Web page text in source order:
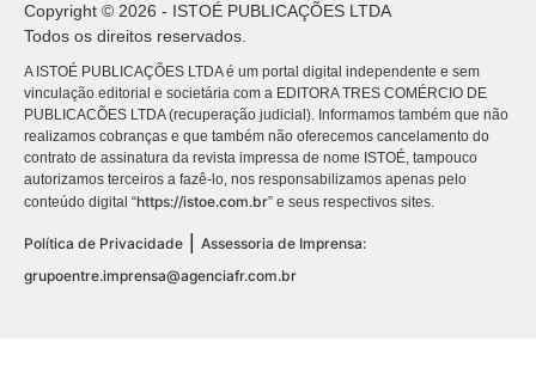
Copyright © 2026 - ISTOÉ PUBLICAÇÕES LTDA
Todos os direitos reservados.
A ISTOÉ PUBLICAÇÕES LTDA é um portal digital independente e sem
vinculação editorial e societária com a EDITORA TRES COMÉRCIO DE
PUBLICACÕES LTDA (recuperação judicial). Informamos também que não
realizamos cobranças e que também não oferecemos cancelamento do
contrato de assinatura da revista impressa de nome ISTOÉ, tampouco
autorizamos terceiros a fazê-lo, nos responsabilizamos apenas pelo
conteúdo digital “https://istoe.com.br” e seus respectivos sites.
Política de Privacidade
Assessoria de Imprensa:
grupoentre.imprensa@agenciafr.com.br